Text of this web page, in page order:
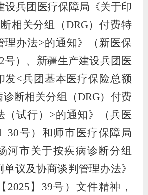
设兵团医疗保障局 《关于印
相关分组（DRG）付费特
理办法>的通知》（ 新医保
号） 、 新疆生产建设兵团医
发<兵团基本医疗保险总额
诊断相关分组（DRG）付费
试行） >的通知》 （兵医
30号） 和师市医疗保障局
河市关于按疾病诊断分组
单议及协商谈判管理办法》
2025 】 39号）文件精神，